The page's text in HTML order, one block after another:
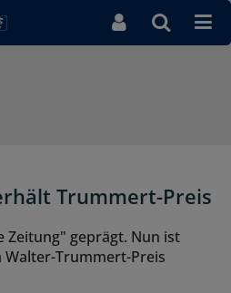
Trummert-Preis
Zeitung" geprägt. Nun ist
Trummert-Preis